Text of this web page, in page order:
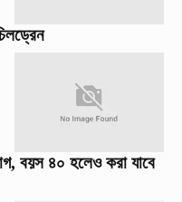
বয়স ৪০ হলেও করা যাবে